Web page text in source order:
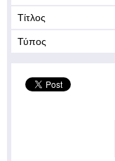
Τίτλος
Τύπος